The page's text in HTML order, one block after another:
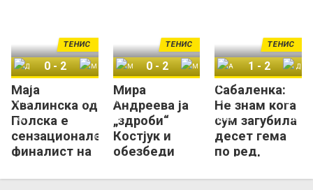
Маја
Хвалинска од
Полска е
сензационален
финалист на
ТЕНИС
Дијана Шнајдер
0 - 2
Мира
Андреева ја
„здроби“
Костјук и
обезбеди
Слем
ТЕНИС
Марта Костјук
0- 2
Сабаленка:
Не знам кога
сум загубила
десет гема
по ред,
повлечам од
ТЕНИС
Арина Сабаленка
1 - 2